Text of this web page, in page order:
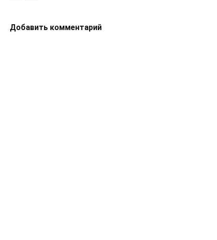
Добавить комментарий